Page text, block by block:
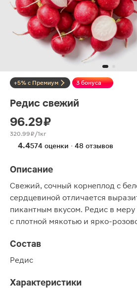
+5% с Премиум 3 бонуса
Редис свежий
96.29 ₽
320.99 ₽/1кг
4.4574 оценки · 48 отзывов
Описание
Свежий, сочный корнеплод с
сердцевиной отличается
пикантным вкусом. Редис в
с плотной мякотью и ярко-
Состав
Редис
Характеристики